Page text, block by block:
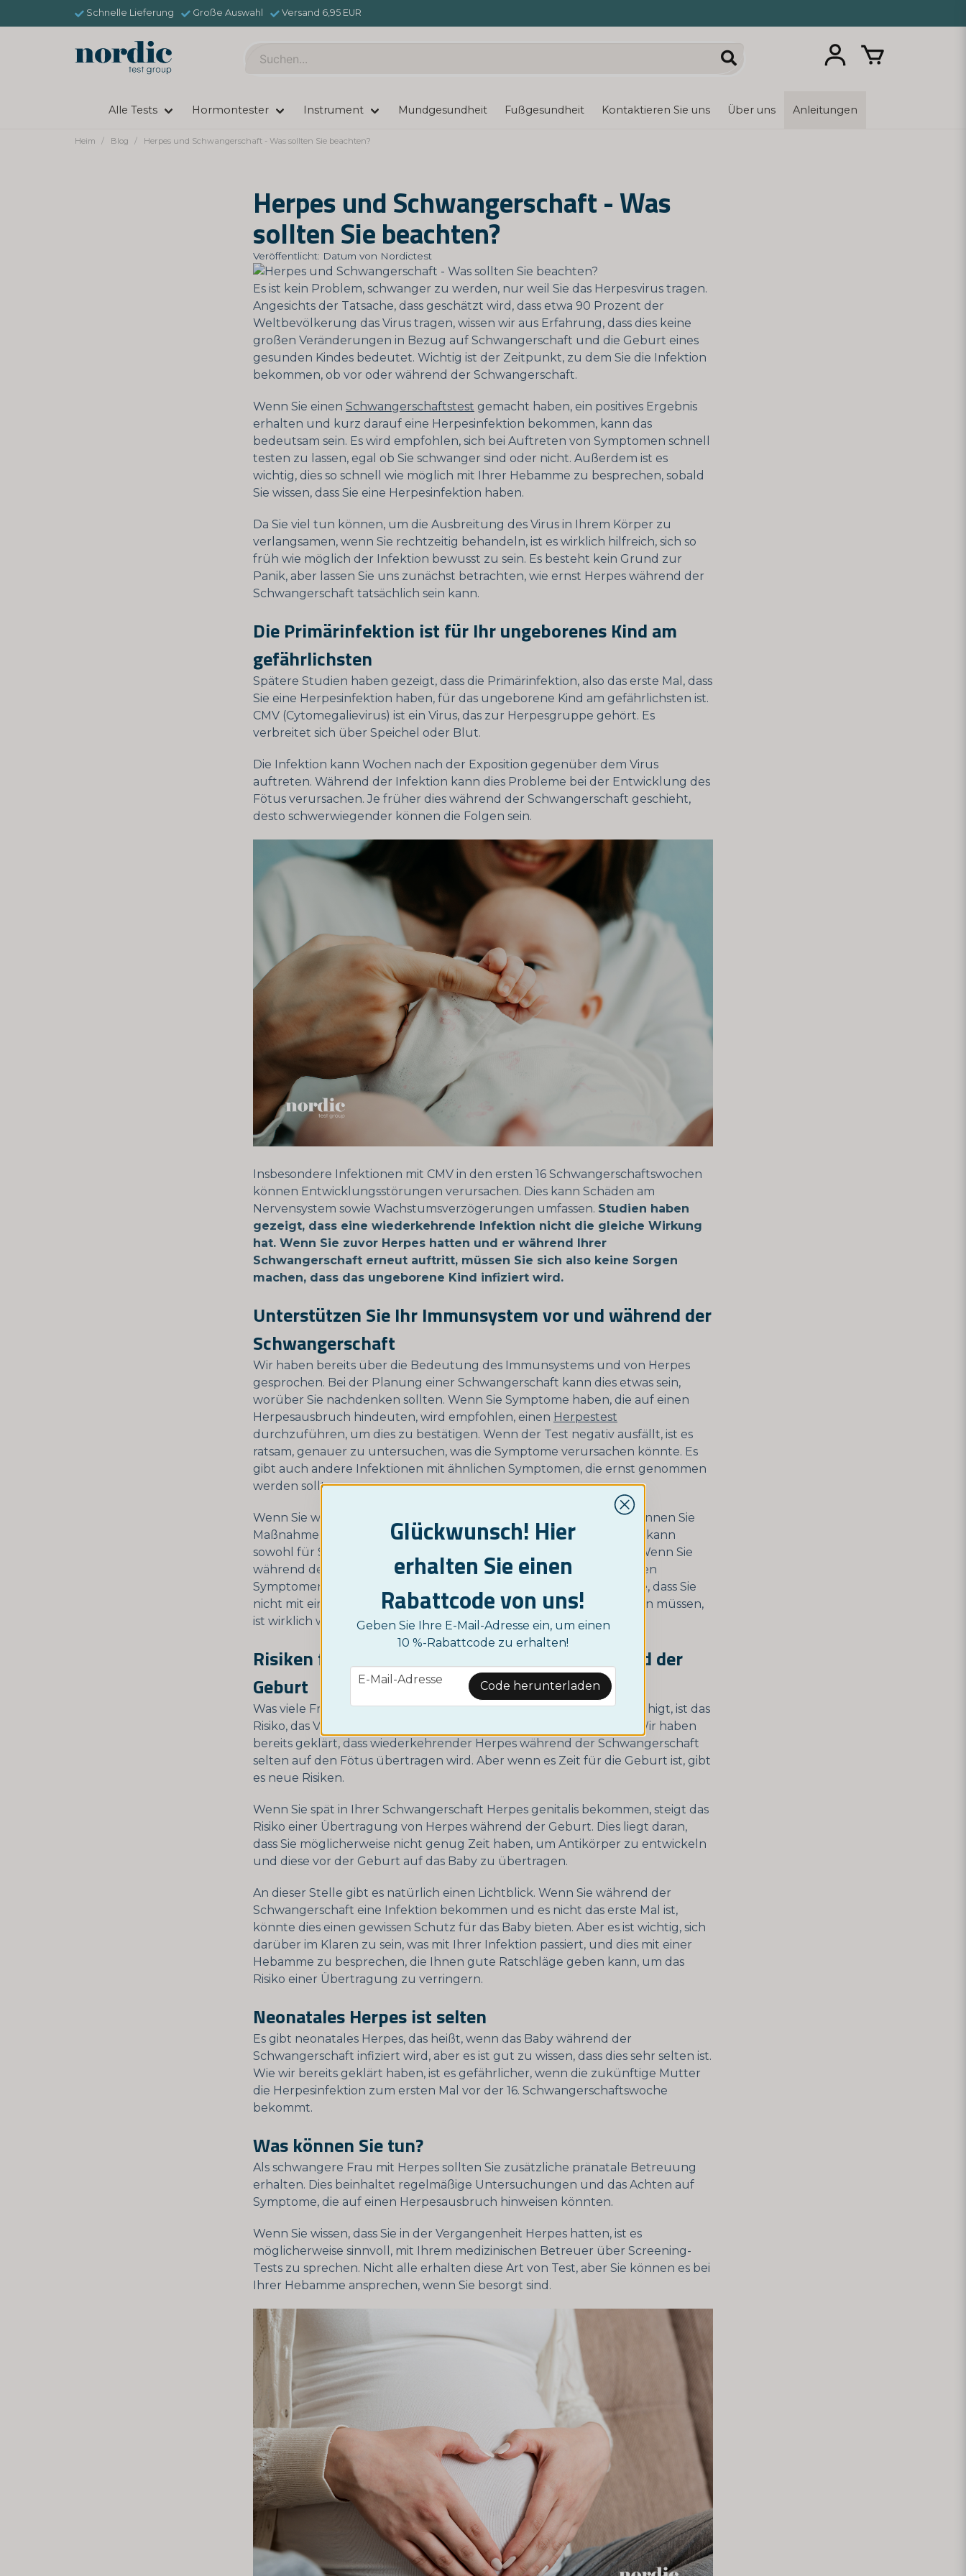
Schnelle Lieferung Große Auswahl Versand 6,95 EUR
Alle Tests Hormontester Instrument Mundgesundheit Fußgesundheit Kontaktieren Sie uns Über uns Anleitungen
Heim Blog Herpes und Schwangerschaft - Was sollten Sie beachten?
Herpes und Schwangerschaft - Was
sollten Sie beachten?
Veröffentlicht: Datum von Nordictest
Es ist kein Problem, schwanger zu werden, nur weil Sie das Herpesvirus tragen.
Angesichts der Tatsache, dass geschätzt wird, dass etwa 90 Prozent der
Weltbevölkerung das Virus tragen, wissen wir aus Erfahrung, dass dies keine
großen Veränderungen in Bezug auf Schwangerschaft und die Geburt eines
gesunden Kindes bedeutet. Wichtig ist der Zeitpunkt, zu dem Sie die Infektion
bekommen, ob vor oder während der Schwangerschaft.
Wenn Sie einen Schwangerschaftstest gemacht haben, ein positives Ergebnis
erhalten und kurz darauf eine Herpesinfektion bekommen, kann das
bedeutsam sein. Es wird empfohlen, sich bei Auftreten von Symptomen schnell
testen zu lassen, egal ob Sie schwanger sind oder nicht. Außerdem ist es
wichtig, dies so schnell wie möglich mit Ihrer Hebamme zu besprechen, sobald
Sie wissen, dass Sie eine Herpesinfektion haben.
Da Sie viel tun können, um die Ausbreitung des Virus in Ihrem Körper zu
verlangsamen, wenn Sie rechtzeitig behandeln, ist es wirklich hilfreich, sich so
früh wie möglich der Infektion bewusst zu sein. Es besteht kein Grund zur
Panik, aber lassen Sie uns zunächst betrachten, wie ernst Herpes während der
Schwangerschaft tatsächlich sein kann.
Die Primärinfektion ist für Ihr ungeborenes Kind am
gefährlichsten
Spätere Studien haben gezeigt, dass die Primärinfektion, also das erste Mal, dass
Sie eine Herpesinfektion haben, für das ungeborene Kind am gefährlichsten ist.
CMV (Cytomegalievirus) ist ein Virus, das zur Herpesgruppe gehört. Es
verbreitet sich über Speichel oder Blut.
Die Infektion kann Wochen nach der Exposition gegenüber dem Virus
auftreten. Während der Infektion kann dies Probleme bei der Entwicklung des
Fötus verursachen. Je früher dies während der Schwangerschaft geschieht,
desto schwerwiegender können die Folgen sein.
Insbesondere Infektionen mit CMV in den ersten 16 Schwangerschaftswochen
können Entwicklungsstörungen verursachen. Dies kann Schäden am
Nervensystem sowie Wachstumsverzögerungen umfassen. Studien haben
gezeigt, dass eine wiederkehrende Infektion nicht die gleiche Wirkung
hat. Wenn Sie zuvor Herpes hatten und er während Ihrer
Schwangerschaft erneut auftritt, müssen Sie sich also keine Sorgen
machen, dass das ungeborene Kind infiziert wird.
Unterstützen Sie Ihr Immunsystem vor und während der
Schwangerschaft
Wir haben bereits über die Bedeutung des Immunsystems und von Herpes
gesprochen. Bei der Planung einer Schwangerschaft kann dies etwas sein,
worüber Sie nachdenken sollten. Wenn Sie Symptome haben, die auf einen
Herpesausbruch hindeuten, wird empfohlen, einen Herpestest
durchzuführen, um dies zu bestätigen. Wenn der Test negativ ausfällt, ist es
ratsam, genauer zu untersuchen, was die Symptome verursachen könnte. Es
gibt auch andere Infektionen mit ähnlichen Symptomen, die ernst genommen
werden sollten.
Wenn Sie wissen, dass Sie das Herpesvirus in Ihrem Körper haben, können Sie
Maßnahmen ergreifen, um Ihr Immunsystem zu unterstützen. Dies kann
sowohl für Sie als auch für Ihr ungeborenes Kind sehr wichtig sein. Wenn Sie
während der Schwangerschaft neue Infektionen mit unangenehmen
Symptomen vermeiden, haben Sie mehr Energie. Allein die Tatsache, dass Sie
nicht mit einer laufenden Herpesinfektion im Genitalbereich gebären müssen,
ist wirklich wichtig.
Risiken für die Übertragung von Herpes während der
Geburt
Was viele Frauen mit Herpes während der Schwangerschaft beunruhigt, ist das
Risiko, das Virus während der Geburt auf das Baby zu übertragen. Wir haben
bereits geklärt, dass wiederkehrender Herpes während der Schwangerschaft
selten auf den Fötus übertragen wird. Aber wenn es Zeit für die Geburt ist, gibt
es neue Risiken.
Wenn Sie spät in Ihrer Schwangerschaft Herpes genitalis bekommen, steigt das
Risiko einer Übertragung von Herpes während der Geburt. Dies liegt daran,
dass Sie möglicherweise nicht genug Zeit haben, um Antikörper zu entwickeln
und diese vor der Geburt auf das Baby zu übertragen.
An dieser Stelle gibt es natürlich einen Lichtblick. Wenn Sie während der
Schwangerschaft eine Infektion bekommen und es nicht das erste Mal ist,
könnte dies einen gewissen Schutz für das Baby bieten. Aber es ist wichtig, sich
darüber im Klaren zu sein, was mit Ihrer Infektion passiert, und dies mit einer
Hebamme zu besprechen, die Ihnen gute Ratschläge geben kann, um das
Risiko einer Übertragung zu verringern.
Neonatales Herpes ist selten
Es gibt neonatales Herpes, das heißt, wenn das Baby während der
Schwangerschaft infiziert wird, aber es ist gut zu wissen, dass dies sehr selten ist.
Wie wir bereits geklärt haben, ist es gefährlicher, wenn die zukünftige Mutter
die Herpesinfektion zum ersten Mal vor der 16. Schwangerschaftswoche
bekommt.
Was können Sie tun?
Als schwangere Frau mit Herpes sollten Sie zusätzliche pränatale Betreuung
erhalten. Dies beinhaltet regelmäßige Untersuchungen und das Achten auf
Symptome, die auf einen Herpesausbruch hinweisen könnten.
Wenn Sie wissen, dass Sie in der Vergangenheit Herpes hatten, ist es
möglicherweise sinnvoll, mit Ihrem medizinischen Betreuer über Screening-
Tests zu sprechen. Nicht alle erhalten diese Art von Test, aber Sie können es bei
Ihrer Hebamme ansprechen, wenn Sie besorgt sind.
Glückwunsch! Hier
erhalten Sie einen
Rabattcode von uns!
Geben Sie Ihre E-Mail-Adresse ein, um einen
10 %-Rabattcode zu erhalten!
email
E-Mail-Adresse Code herunterladen